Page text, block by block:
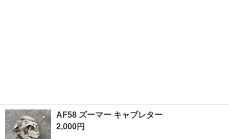
AF58 ズーマー キャブレター
2,000円